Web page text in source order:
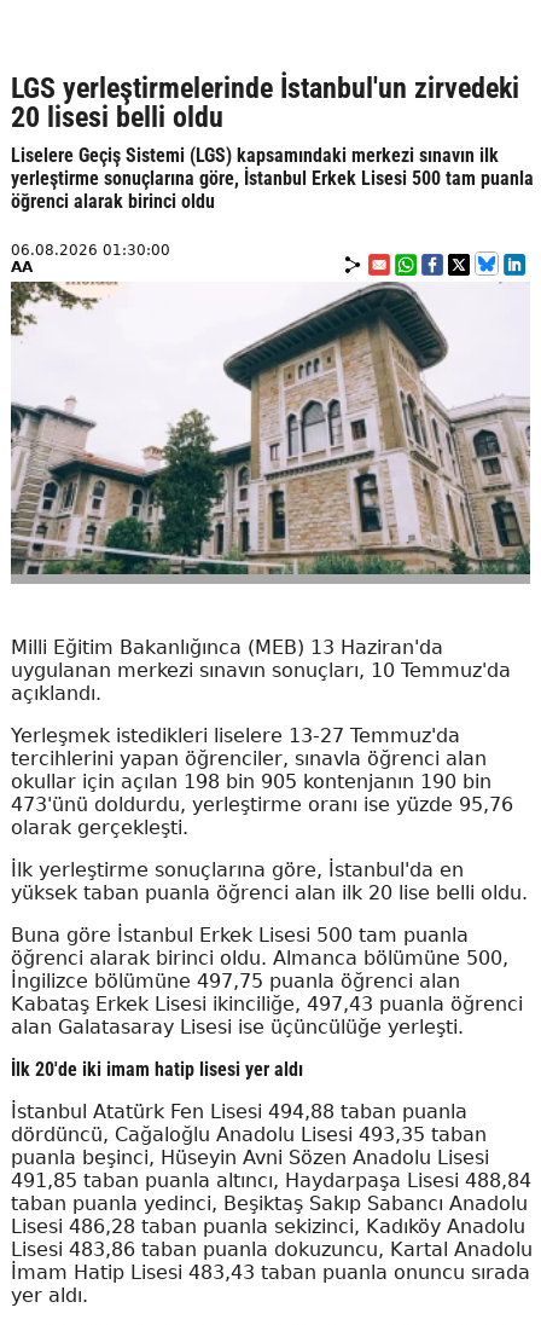
LGS yerleştirmelerinde İstanbul'un zirvedeki
20 lisesi belli oldu
Liselere Geçiş Sistemi (LGS) kapsamındaki merkezi sınavın ilk
yerleştirme sonuçlarına göre, İstanbul Erkek Lisesi 500 tam puanla
öğrenci alarak birinci oldu
06.08.2026 01:30:00
AA
Milli Eğitim Bakanlığınca (MEB) 13 Haziran'da
uygulanan merkezi sınavın sonuçları, 10 Temmuz'da
açıklandı.
Yerleşmek istedikleri liselere 13-27 Temmuz'da
tercihlerini yapan öğrenciler, sınavla öğrenci alan
okullar için açılan 198 bin 905 kontenjanın 190 bin
473'ünü doldurdu, yerleştirme oranı ise yüzde 95,76
olarak gerçekleşti.
İlk yerleştirme sonuçlarına göre, İstanbul'da en
yüksek taban puanla öğrenci alan ilk 20 lise belli oldu.
Buna göre İstanbul Erkek Lisesi 500 tam puanla
öğrenci alarak birinci oldu. Almanca bölümüne 500,
İngilizce bölümüne 497,75 puanla öğrenci alan
Kabataş Erkek Lisesi ikinciliğe, 497,43 puanla öğrenci
alan Galatasaray Lisesi ise üçüncülüğe yerleşti.
İlk 20'de iki imam hatip lisesi yer aldı
İstanbul Atatürk Fen Lisesi 494,88 taban puanla
dördüncü, Cağaloğlu Anadolu Lisesi 493,35 taban
puanla beşinci, Hüseyin Avni Sözen Anadolu Lisesi
491,85 taban puanla altıncı, Haydarpaşa Lisesi 488,84
taban puanla yedinci, Beşiktaş Sakıp Sabancı Anadolu
Lisesi 486,28 taban puanla sekizinci, Kadıköy Anadolu
Lisesi 483,86 taban puanla dokuzuncu, Kartal Anadolu
İmam Hatip Lisesi 483,43 taban puanla onuncu sırada
yer aldı.